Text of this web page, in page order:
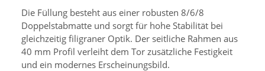
Die Füllung besteht aus einer robusten 8/6/8
Doppelstabmatte und sorgt für hohe Stabilität bei
gleichzeitig filigraner Optik. Der seitliche Rahmen aus
40 mm Profil verleiht dem Tor zusätzliche Festigkeit
und ein modernes Erscheinungsbild.